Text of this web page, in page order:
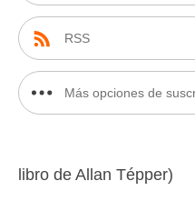
RSS
Más opciones de
libro de Allan Tépper)